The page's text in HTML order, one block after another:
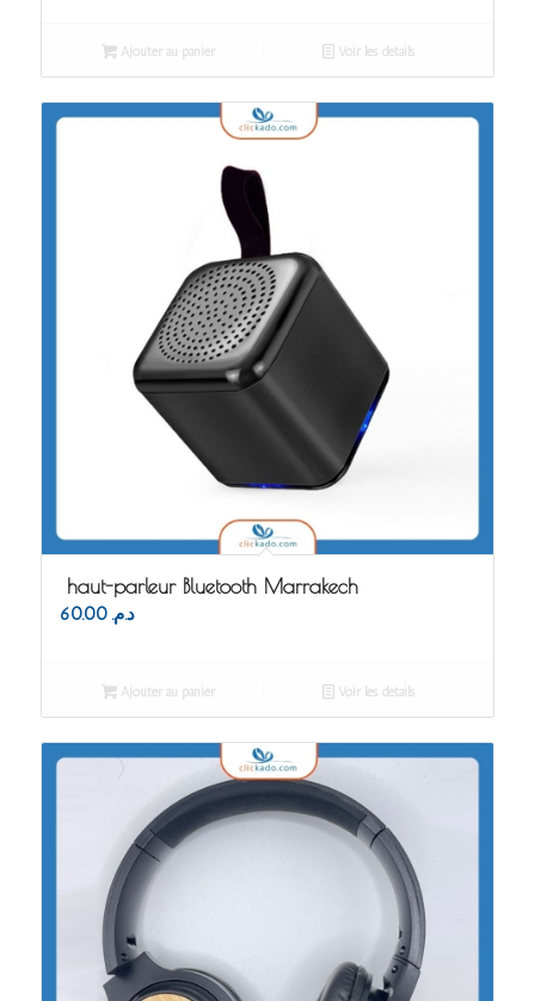
Ajouter au panier Voir les détails
haut-parleur Bluetooth Marrakech
د.م. 60.00
Ajouter au panier Voir les détails